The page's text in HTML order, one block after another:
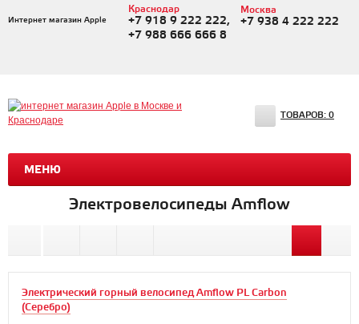
Интернет магазин Apple
Краснодар
+7 918 9 222 222,
+7 988 666 666 8
Москва
+7 938 4 222 222
МЕНЮ
ТОВАРОВ: 0
Электровелосипеды Amflow
Электрический горный велосипед Amflow PL Carbon
(Серебро)